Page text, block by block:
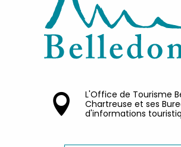
L'Office de Tourisme
Chartreuse et ses
d'informations